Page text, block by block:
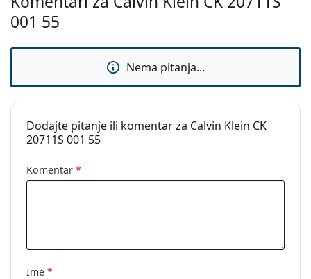
Marka:
Upotreba:
Moda
CK20711S 001 55
001 55
Nema pitanja...
Dodajte pitanje ili komentar za Calvin Klein CK
20711S 001 55
Komentar *
Ime *